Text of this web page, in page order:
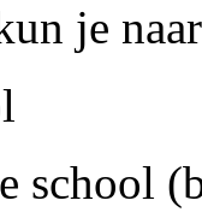
je
school